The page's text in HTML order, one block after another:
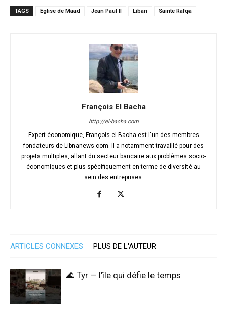
TAGS Eglise de Maad Jean Paul II Liban Sainte Rafqa
François El Bacha
http://el-bacha.com
Expert économique, François el Bacha est l'un des membres
fondateurs de Libnanews.com. Il a notamment travaillé pour des
projets multiples, allant du secteur bancaire aux problèmes socio-
économiques et plus spécifiquement en terme de diversité au
sein des entreprises.
ARTICLES CONNEXES PLUS DE L'AUTEUR
🌊 Tyr — l’île qui défie le temps